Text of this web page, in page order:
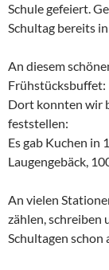
Schule gefeiert.
Schultag bereits
An diesem
Frühstücksbuffet:
Dort konnten wir
feststellen:
Es gab Kuchen in
Laugengebäck,
An vielen
zählen, schreiben
Schultagen schon